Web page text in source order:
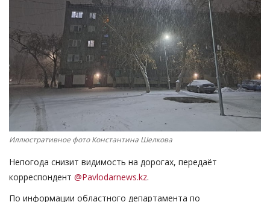
Чек-лист
РАЗВЛЕЧЕНИЯ
OFFICIAL
Курултай
Язык
Қазақша Русский
Иллюстративное фото Константина Шелкова
Непогода снизит видимость на дорогах, передаёт
корреспондент @Pavlodarnews.kz.
По информации областного департамента по